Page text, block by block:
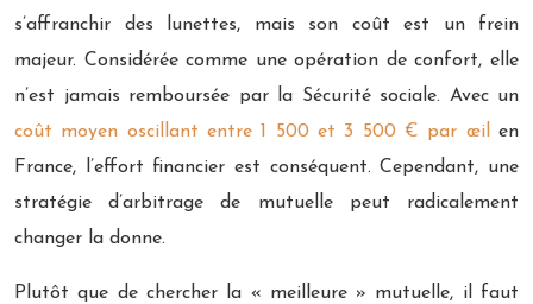
s’affranchir des lunettes, mais son coût est un frein
majeur. Considérée comme une opération de confort, elle
n’est jamais remboursée par la Sécurité sociale. Avec un
coût moyen oscillant entre 1 500 et 3 500 € par œil
en
France, l’effort financier est conséquent. Cependant, une
stratégie d’arbitrage de mutuelle peut radicalement
changer la donne.
Plutôt que de chercher la « meilleure » mutuelle, il faut